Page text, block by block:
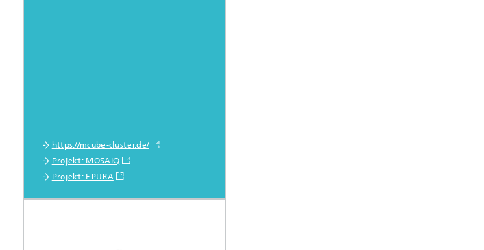
https://mcube-cluster.de/
Projekt: MOSAIQ
Projekt: EPURA